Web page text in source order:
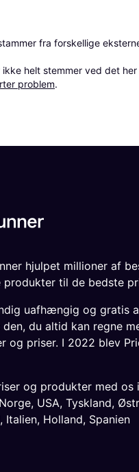
fra forskellige
helt stemmer ved det
problem.
hjulpet millioner af
til de bedste
uafhængig og gratis
du altid kan regne
og priser. I 2022 blev
og produkter med os
Norge, USA, Tyskland,
, Italien, Holland, Spanien